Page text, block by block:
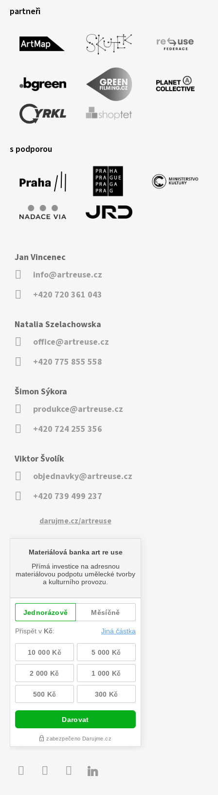
partneři
s podporou
Jan Vincenec
info@artreuse.cz
+420 720 361 043
Natalia Szelachowska
office@artreuse.cz
+420 775 855 558
Šimon Sýkora
produkce@artreuse.cz
+420 724 255 356
Viktor Švolík
objednavky@artreuse.cz
+420 739 499 237
darujme.cz/artreuse
